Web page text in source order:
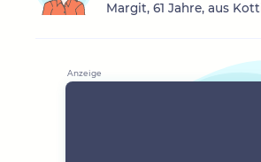
Margit, 61 Jahre, aus